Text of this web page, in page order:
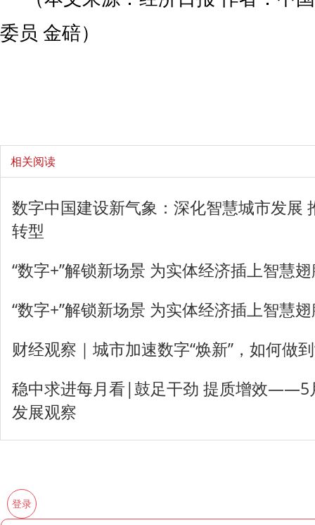
委员 金碚）
相关阅读
数字中国建设新气象：深化智慧城市发展
转型
“数字+”解锁新场景 为实体经济插上智慧
“数字+”解锁新场景 为实体经济插上智慧
财经观察｜城市加速数字“焕新”，如何做
稳中求进每月看|鼓足干劲 提质增效——5
发展观察
登录